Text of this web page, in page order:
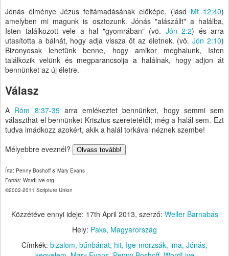
Jónás élménye Jézus feltámadásának előképe, (lásd Mt 12:40)
amelyben mi magunk is osztozunk. Jónás "alászállt" a halálba,
Isten találkozott vele a hal "gyomrában" (vö. Jón 2:2) és arra
utasította a bálnát, hogy adja vissza őt az életnek. (vö.Jón 2:10)
Bizonyosak lehetünk benne, hogy amikor meghalunk, Isten
találkozik velünk és megparancsolja a halálnak, hogy adjon át
bennünket az új életre.
Válasz
A Róm 8:37-39arra emlékeztet bennünket, hogy semmi sem
választhat el bennünket Krisztus szeretetétől; még a halál sem. Ezt
tudva imádkozz azokért, akik a halál torkával néznek szembe!
Mélyebbre eveznél?
Olvass tovább!
Írta: Penny Boshoff & Mary Evans
Forrás: WordLive.org
©2002-2011 Scripture Union
Közzétéve ennyi ideje: 17th April 2013, szerző: Weller Barnabás
Hely: Paks, Magyarország
Címkék: bizalom bűnbánat hit Ige-morzsák ima Jónás